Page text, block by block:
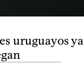
uruguayos ya